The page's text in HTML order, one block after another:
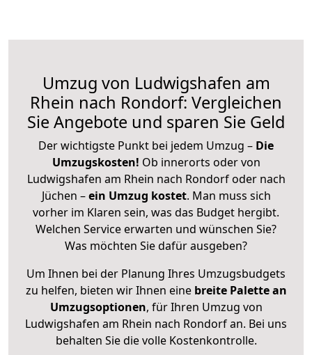
Umzug von Ludwigshafen am
Rhein nach Rondorf: Vergleichen
Sie Angebote und sparen Sie Geld
Der wichtigste Punkt bei jedem Umzug – Die
Umzugskosten! Ob innerorts oder von
Ludwigshafen am Rhein nach Rondorf oder nach
Jüchen –ein Umzug kostet. Man muss sich
vorher im Klaren sein, was das Budget hergibt.
Welchen Service erwarten und wünschen Sie?
Was möchten Sie dafür ausgeben?
Um Ihnen bei der Planung Ihres Umzugsbudgets
zu helfen, bieten wir Ihnen eine breite Palette an
Umzugsoptionen, für Ihren Umzug von
Ludwigshafen am Rhein nach Rondorf an. Bei uns
behalten Sie die volle Kostenkontrolle.